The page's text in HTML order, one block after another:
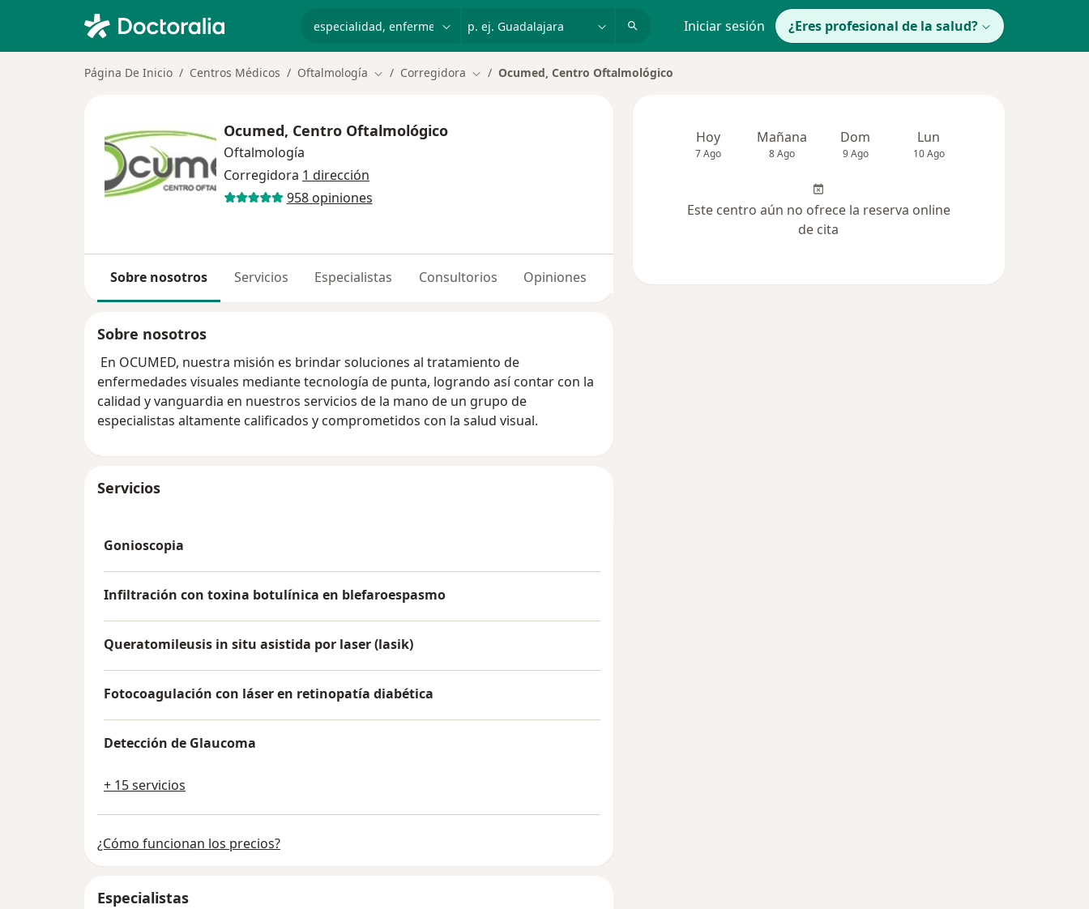
Iniciar sesión ¿Eres profesional de la salud?
Página De Inicio Centros Médicos Oftalmología Cambiar de ciudad
Corregidora Cambiar de ciudad
Ocumed, Centro Oftalmológico
Ocumed, Centro Oftalmológico
Oftalmología
Corregidora 1 dirección
958 opiniones
Sobre nosotros Servicios Especialistas Consultorios Opiniones
Sobre nosotros
En OCUMED, nuestra misión es brindar soluciones al tratamiento de
enfermedades visuales mediante tecnología de punta, logrando así contar con la
calidad y vanguardia en nuestros servicios de la mano de un grupo de
especialistas altamente calificados y comprometidos con la salud visual.
Servicios
Gonioscopia
Infiltración con toxina botulínica en blefaroespasmo
Queratomileusis in situ asistida por laser (lasik)
Fotocoagulación con láser en retinopatía diabética
Detección de Glaucoma
+ 15 servicios
¿Cómo funcionan los precios?
Especialistas
Hoy
7 Ago
Mañana
8 Ago
Dom
9 Ago
Lun
10 Ago
Este centro aún no ofrece la reserva online
de cita